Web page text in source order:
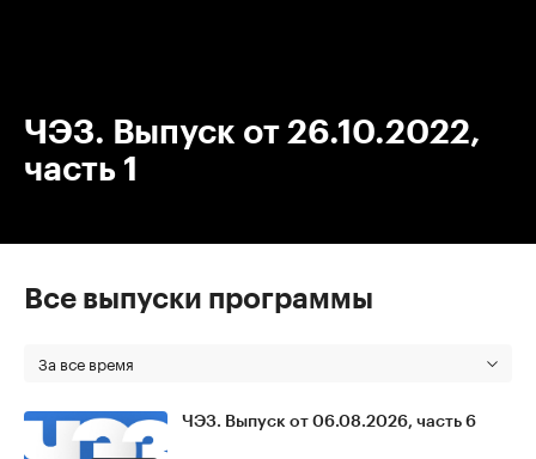
ЧЭЗ. Выпуск от 26.10.2022,
часть 1
Все выпуски программы
За все время
ЧЭЗ. Выпуск от 06.08.2026, часть 6